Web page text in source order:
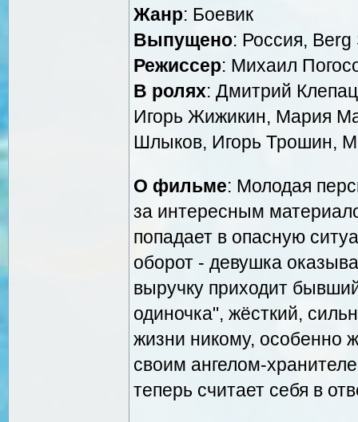
Жанр: Боевик
Выпущено: Россия, Berg
Режиссер: Михаил
В ролях: Дмитрий
Игорь Жижикин, Мария
Шлыков, Игорь Трошин,
О фильме: Молодая
за интересным
попадает в опасную
оборот - девушка
выручку приходит
одиночка", жёсткий,
жизни никому,
своим ангелом-
теперь считает себя в